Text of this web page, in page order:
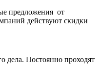
предложения от
действуют скидки
дела. Постоянно проходят